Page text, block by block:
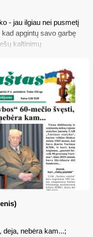
- jau ilgiau nei pusmetį
apgintų savo garbę
kaltinimų
Etikos
tarpu buvęs V.
Teismą su
ir pedofilo aukai“,
galimybės neturi vien
deja, nebėra kam...;